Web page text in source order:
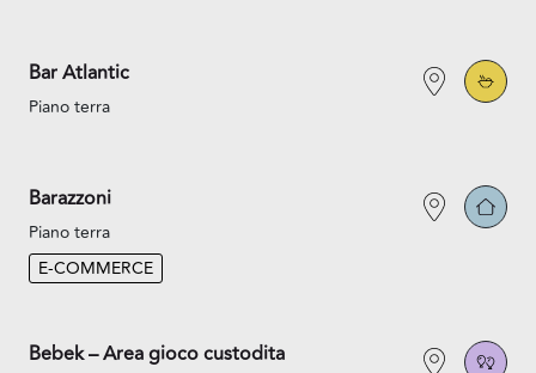
Bar Atlantic
Piano terra
Barazzoni
Piano terra
E-COMMERCE
Bebek – Area gioco custodita